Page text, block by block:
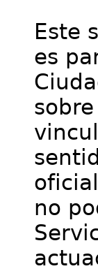
Este
es
no